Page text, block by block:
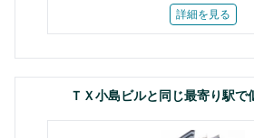
詳細を見る
ＴＸ小島ビルと同じ最寄り駅で